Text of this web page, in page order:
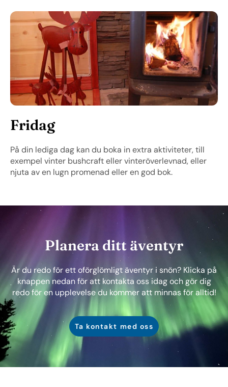
Fridag
På din lediga dag kan du boka in extra aktiviteter, till
exempel vinter bushcraft eller vinteröverlevnad, eller
njuta av en lugn promenad eller en god bok.
Planera ditt äventyr
Är du redo för ett oförglömligt äventyr i snön? Klicka på
knappen nedan för att kontakta oss idag och gör dig
redo för en upplevelse du kommer att minnas för alltid!
Ta kontakt med oss